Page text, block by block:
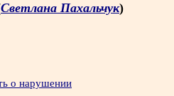
Светлана Пахальчук)
о нарушении